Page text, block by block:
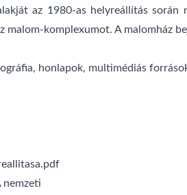
az 1980-as helyreállítás
komplexumot. A malomház
honlapok, multimédiás